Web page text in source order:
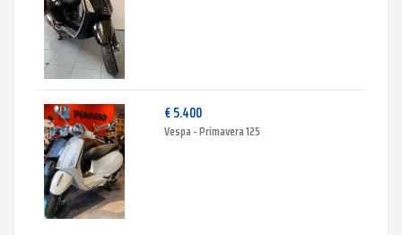
€ 5.400
Vespa - Primavera 125